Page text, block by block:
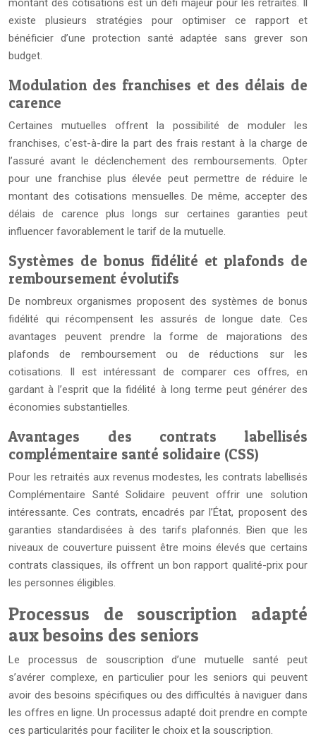
montant des cotisations est un défi majeur pour les retraités. Il
existe plusieurs stratégies pour optimiser ce rapport et
bénéficier d’une protection santé adaptée sans grever son
budget.
Modulation des franchises et des délais de
carence
Certaines mutuelles offrent la possibilité de moduler les
franchises, c’est-à-dire la part des frais restant à la charge de
l’assuré avant le déclenchement des remboursements. Opter
pour une franchise plus élevée peut permettre de réduire le
montant des cotisations mensuelles. De même, accepter des
délais de carence plus longs sur certaines garanties peut
influencer favorablement le tarif de la mutuelle.
Systèmes de bonus fidélité et plafonds de
remboursement évolutifs
De nombreux organismes proposent des systèmes de bonus
fidélité qui récompensent les assurés de longue date. Ces
avantages peuvent prendre la forme de majorations des
plafonds de remboursement ou de réductions sur les
cotisations. Il est intéressant de comparer ces offres, en
gardant à l’esprit que la fidélité à long terme peut générer des
économies substantielles.
Avantages des contrats labellisés
complémentaire santé solidaire (CSS)
Pour les retraités aux revenus modestes, les contrats labellisés
Complémentaire Santé Solidaire peuvent offrir une solution
intéressante. Ces contrats, encadrés par l’État, proposent des
garanties standardisées à des tarifs plafonnés. Bien que les
niveaux de couverture puissent être moins élevés que certains
contrats classiques, ils offrent un bon rapport qualité-prix pour
les personnes éligibles.
Processus de souscription adapté
aux besoins des seniors
Le processus de souscription d’une mutuelle santé peut
s’avérer complexe, en particulier pour les seniors qui peuvent
avoir des besoins spécifiques ou des difficultés à naviguer dans
les offres en ligne. Un processus adapté doit prendre en compte
ces particularités pour faciliter le choix et la souscription.